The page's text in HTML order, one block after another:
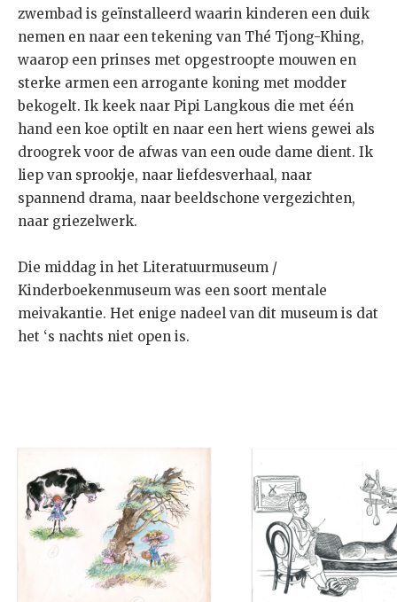
zwembad is geïnstalleerd waarin kinderen een duik
nemen en naar een tekening van Thé Tjong-Khing,
waarop een prinses met opgestroopte mouwen en
sterke armen een arrogante koning met modder
bekogelt. Ik keek naar Pipi Langkous die met één
hand een koe optilt en naar een hert wiens gewei als
droogrek voor de afwas van een oude dame dient. Ik
liep van sprookje, naar liefdesverhaal, naar
spannend drama, naar beeldschone vergezichten,
naar griezelwerk.
Die middag in het Literatuurmuseum /
Kinderboekenmuseum was een soort mentale
meivakantie. Het enige nadeel van dit museum is dat
het ‘s nachts niet open is.